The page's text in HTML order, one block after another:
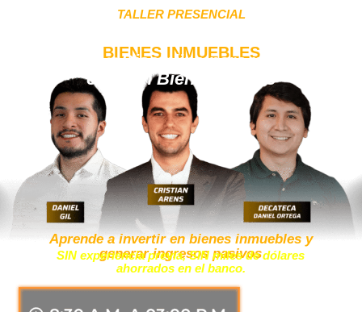
TALLER PRESENCIAL
BIENES INMUEBLES
Estrategia y Disciplina para invertir con
éxito en Bienes Raíces
Aprende a invertir en bienes inmuebles y
generar ingresos pasivos
SIN experiencia previa, SIN miles de dólares
ahorrados en el banco.